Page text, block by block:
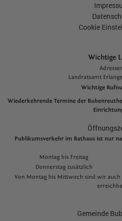
Cookie
Wichtige
Landratsamt
Wichtige
Wiederkehrende Termine der
Publikumsverkehr im Rathaus ist nur
Montag bis Freitag
Donnerstag zusätzlich
Von Montag bis Mittwoch sind wir auch
Gemeinde